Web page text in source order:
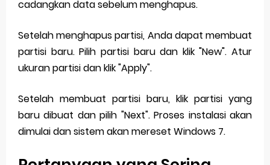
cadangkan data sebelum menghapus.
Setelah menghapus partisi, Anda dapat membuat
partisi baru. Pilih partisi baru dan klik "New". Atur
ukuran partisi dan klik "Apply".
Setelah membuat partisi baru, klik partisi yang
baru dibuat dan pilih "Next". Proses instalasi akan
dimulai dan sistem akan mereset Windows 7.